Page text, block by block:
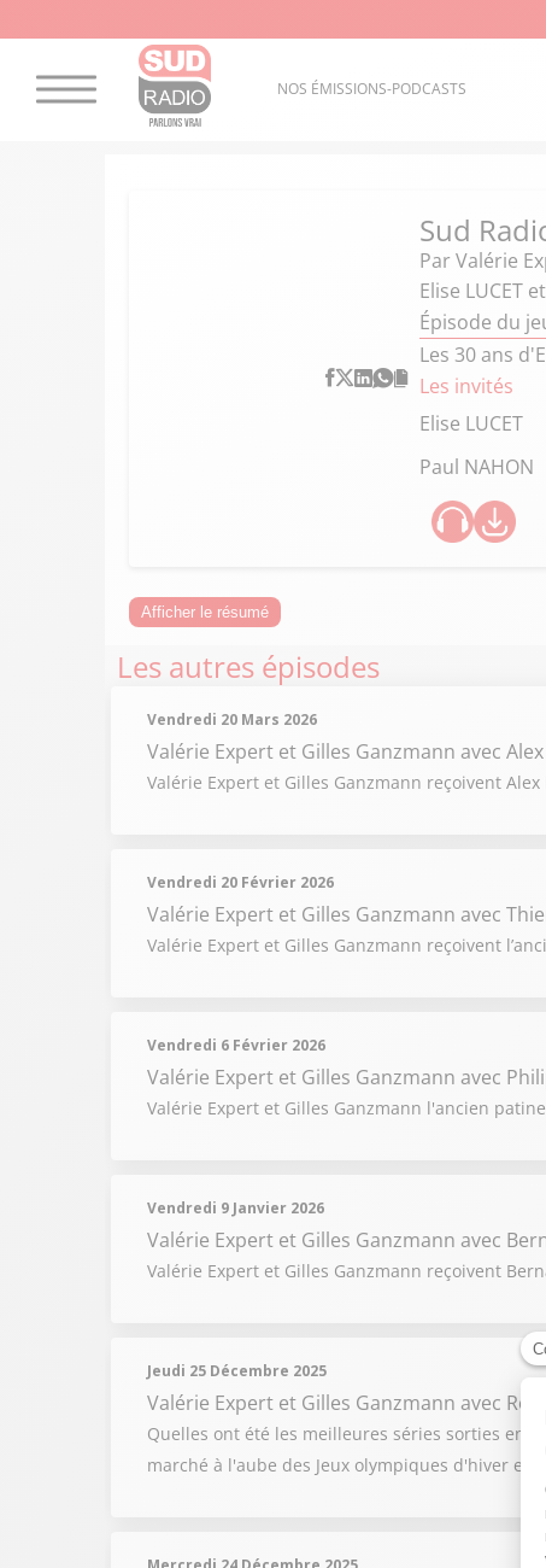
NOS ÉMISSIONS-PODCASTS
Sud
Par Valérie
Elise LUCET
Épisode du
Les 30 ans
Les invités
Elise LUCET
Paul NAHON
Afficher le résumé
Les autres épisodes
Vendredi 20 Mars 2026
Valérie Expert et Gilles Ganzmann avec
Valérie Expert et Gilles Ganzmann reçoivent
Vendredi 20 Février 2026
Valérie Expert et Gilles Ganzmann avec
Valérie Expert et Gilles Ganzmann reçoivent
Vendredi 6 Février 2026
Valérie Expert et Gilles Ganzmann avec
Valérie Expert et Gilles Ganzmann l'ancien
Vendredi 9 Janvier 2026
Valérie Expert et Gilles Ganzmann avec
Valérie Expert et Gilles Ganzmann reçoivent
Jeudi 25 Décembre 2025
Valérie Expert et Gilles Ganzmann avec
Quelles ont été les meilleures séries sorties en
marché à l'aube des Jeux olympiques d'hiver et